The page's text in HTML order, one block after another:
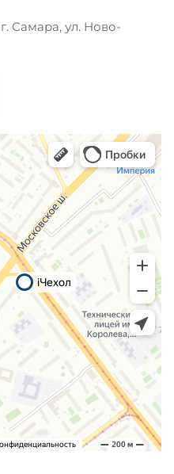
Самара, ул. Ново-